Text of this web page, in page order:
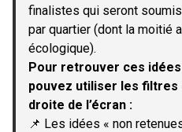
finalistes qui seront
par quartier (dont la moitié
écologique).
Pour retrouver ces
pouvez utiliser les filtres
droite de l’écran :
📌 Les idées « non